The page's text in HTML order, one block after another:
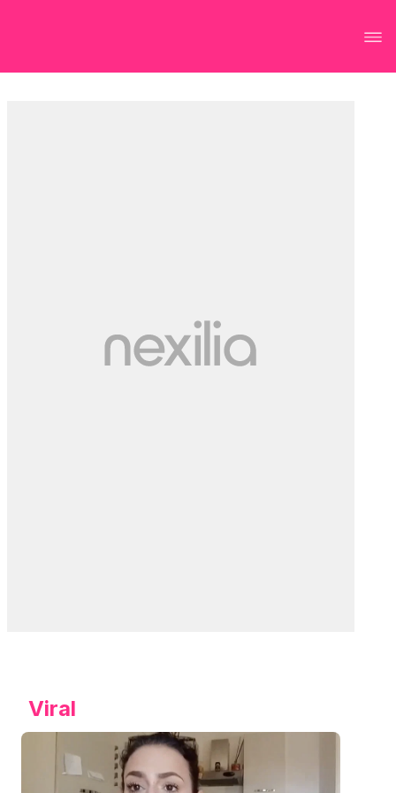
Viral